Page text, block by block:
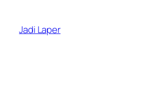
content
Jadi Laper